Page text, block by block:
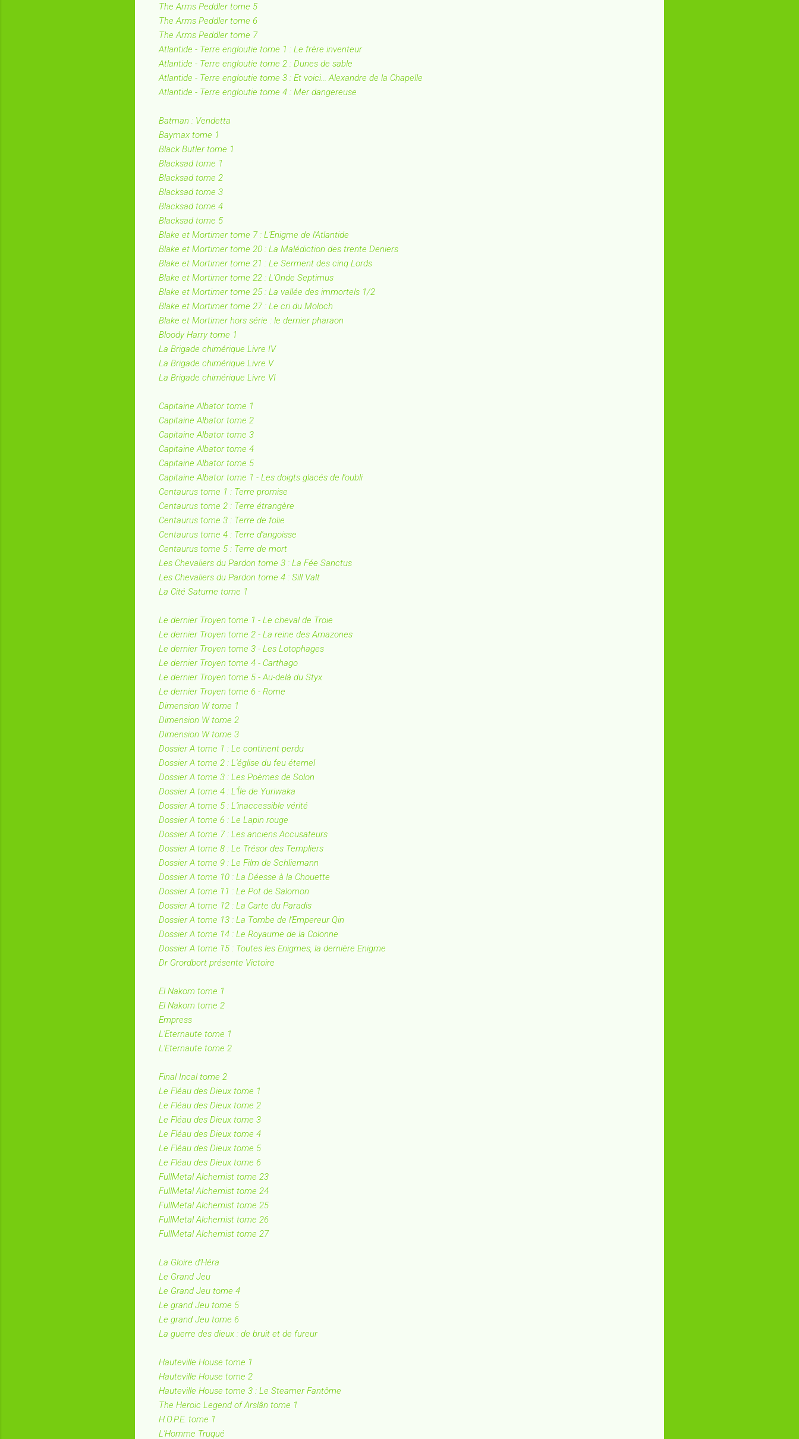
The Arms Peddler tome 5
The Arms Peddler tome 6
The Arms Peddler tome 7
Atlantide - Terre engloutie tome 1 : Le frère inventeur
Atlantide - Terre engloutie tome 2 : Dunes de sable
Atlantide - Terre engloutie tome 3 : Et voici... Alexandre de la Chapelle
Atlantide - Terre engloutie tome 4 : Mer dangereuse
Batman : Vendetta
Baymax tome 1
Black Butler tome 1
Blacksad tome 1
Blacksad tome 2
Blacksad tome 3
Blacksad tome 4
Blacksad tome 5
Blake et Mortimer tome 7 : L'Enigme de l'Atlantide
Blake et Mortimer tome 20 : La Malédiction des trente Deniers
Blake et Mortimer tome 21 : Le Serment des cinq Lords
Blake et Mortimer tome 22 : L'Onde Septimus
Blake et Mortimer tome 25 : La vallée des immortels 1/2
Blake et Mortimer tome 27 : Le cri du Moloch
Blake et Mortimer hors série : le dernier pharaon
Bloody Harry tome 1
La Brigade chimérique Livre IV
La Brigade chimérique Livre V
La Brigade chimérique Livre VI
Capitaine Albator tome 1
Capitaine Albator tome 2
Capitaine Albator tome 3
Capitaine Albator tome 4
Capitaine Albator tome 5
Capitaine Albator tome 1 - Les doigts glacés de l'oubli
Centaurus tome 1 : Terre promise
Centaurus tome 2 : Terre étrangère
Centaurus tome 3 : Terre de folie
Centaurus tome 4 : Terre d'angoisse
Centaurus tome 5 : Terre de mort
Les Chevaliers du Pardon tome 3 : La Fée Sanctus
Les Chevaliers du Pardon tome 4 : Sill Valt
La Cité Saturne tome 1
Le dernier Troyen tome 1 - Le cheval de Troie
Le dernier Troyen tome 2 - La reine des Amazones
Le dernier Troyen tome 3 - Les Lotophages
Le dernier Troyen tome 4 - Carthago
Le dernier Troyen tome 5 - Au-delà du Styx
Le dernier Troyen tome 6 - Rome
Dimension W tome 1
Dimension W tome 2
Dimension W tome 3
Dossier A tome 1 : Le continent perdu
Dossier A tome 2 : L'église du feu éternel
Dossier A tome 3 : Les Poèmes de Solon
Dossier A tome 4 : L'Île de Yuriwaka
Dossier A tome 5 : L'inaccessible vérité
Dossier A tome 6 : Le Lapin rouge
Dossier A tome 7 : Les anciens Accusateurs
Dossier A tome 8 : Le Trésor des Templiers
Dossier A tome 9 : Le Film de Schliemann
Dossier A tome 10 : La Déesse à la Chouette
Dossier A tome 11 : Le Pot de Salomon
Dossier A tome 12 : La Carte du Paradis
Dossier A tome 13 : La Tombe de l'Empereur Qin
Dossier A tome 14 : Le Royaume de la Colonne
Dossier A tome 15 : Toutes les Enigmes, la dernière Enigme
Dr Grordbort présente Victoire
El Nakom tome 1
El Nakom tome 2
Empress
L'Eternaute tome 1
L'Eternaute tome 2
Final Incal tome 2
Le Fléau des Dieux tome 1
Le Fléau des Dieux tome 2
Le Fléau des Dieux tome 3
Le Fléau des Dieux tome 4
Le Fléau des Dieux tome 5
Le Fléau des Dieux tome 6
FullMetal Alchemist tome 23
FullMetal Alchemist tome 24
FullMetal Alchemist tome 25
FullMetal Alchemist tome 26
FullMetal Alchemist tome 27
La Gloire d'Héra
Le Grand Jeu
Le Grand Jeu tome 4
Le grand Jeu tome 5
Le grand Jeu tome 6
La guerre des dieux : de bruit et de fureur
Hauteville House tome 1
Hauteville House tome 2
Hauteville House tome 3 : Le Steamer Fantôme
The Heroic Legend of Arslân tome 1
H.O.P.E. tome 1
L'Homme Truqué